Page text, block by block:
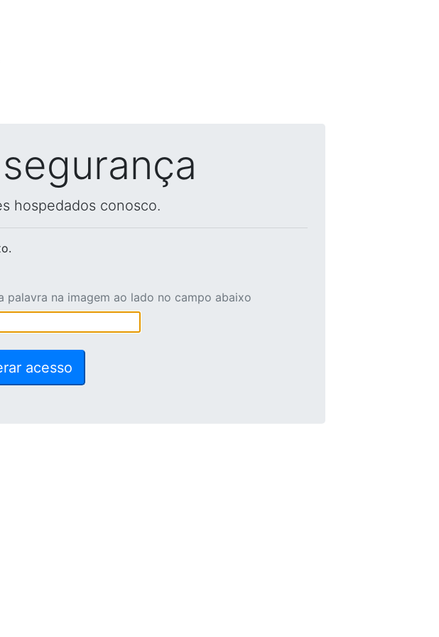
hospedados conosco.
palavra na imagem ao lado no campo abaixo